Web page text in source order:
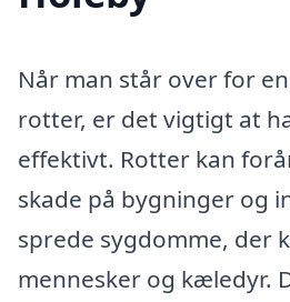
Når man står over for
rotter, er det vigtigt at
effektivt. Rotter kan
skade på bygninger og
sprede sygdomme, der
mennesker og kæledyr.